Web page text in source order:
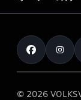
カタログ一覧
アウディナビア
メンテナンス
車検 / 定期点検
e-tronアフター
クオリティ
保証
メンテナンス
お知らせ
オーナー様向け
© 2026